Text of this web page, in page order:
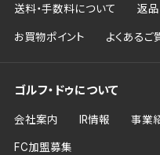
送料・手数料について 返品
お買物ポイント よくあるご
ゴルフ・ドゥについて
会社案内 IR情報 事業
FC加盟募集